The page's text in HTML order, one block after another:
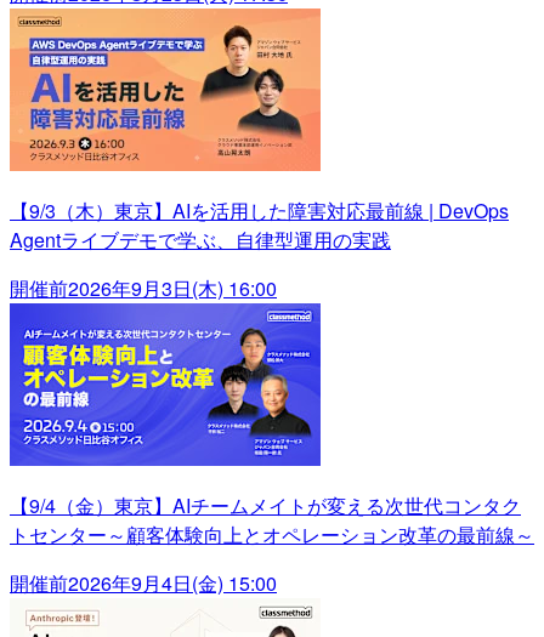
【9/3（木）東京】AIを活用した障害対応最前線 | DevOps
Agentライブデモで学ぶ、自律型運用の実践
開催前2026年9月3日(木) 16:00
【9/4（金）東京】AIチームメイトが変える次世代コンタク
トセンター～顧客体験向上とオペレーション改革の最前線～
開催前2026年9月4日(金) 15:00